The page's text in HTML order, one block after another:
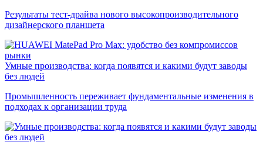
Результаты тест-драйва нового высокопроизводительного
дизайнерского планшета
рынки
Умные производства: когда появятся и какими будут заводы
без людей
Промышленность переживает фундаментальные изменения в
подходах к организации труда